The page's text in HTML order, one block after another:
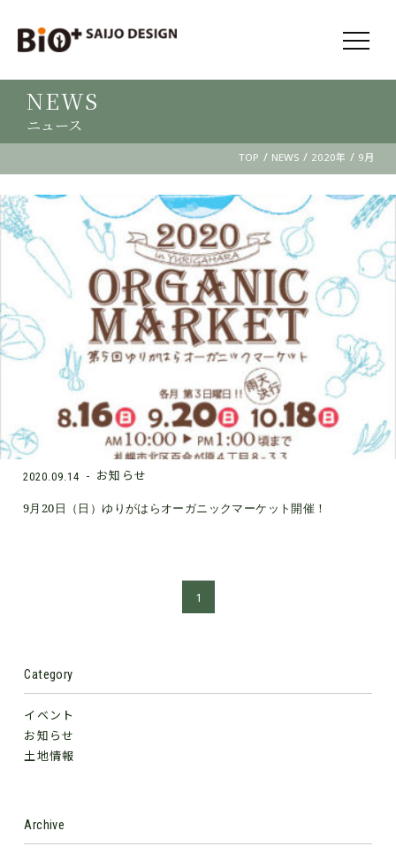
NEWS
ニュース
TOP / NEWS / 2020年 / 9月
2020.09.14 お知らせ
9月20日（日）ゆりがはらオーガニックマーケット開催！
1
Category
イベント
お知らせ
土地情報
Archive